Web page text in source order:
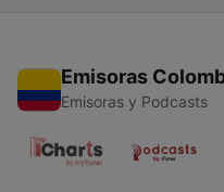
Emisoras
Emisoras y Podcasts